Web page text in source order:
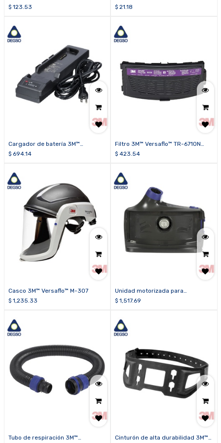
Versaflo™ M-445
$ 123.53
TR-6700FC
$ 21.18
Cargador de batería 3M™
Versaflo™ TR-642N
$ 694.14
Filtro 3M™ Versaflo™ TR-6710N
(caja de 5 unidades)
$ 423.54
Casco 3M™ Versaflo™ M-307
$ 1,235.33
Unidad motorizada para
respirador purificado de aire
$ 1,517.69
Tubo de respiración 3M™
Cinturón de alta durabilidad 3M™